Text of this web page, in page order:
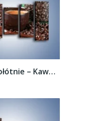
Obraz na płótnie – Kawa w ciemnej...